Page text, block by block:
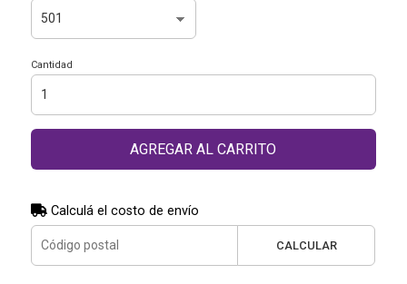
Cantidad
AGREGAR AL CARRITO
Calculá el costo de envío
CALCULAR